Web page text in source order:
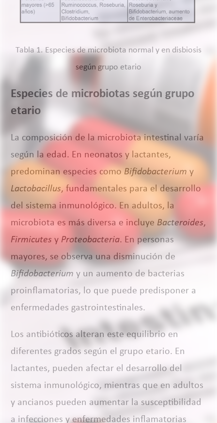
Tabla 1. Especies de microbiota normal y en disbiosis
según grupo etario
Especies de microbiotas según grupo
etario
La composición de la microbiota intestinal varía
según la edad. En neonatos y lactantes,
predominan especies como Bifidobacterium y
Lactobacillus, fundamentales para el desarrollo
del sistema inmunológico. En adultos, la
microbiota es más diversa e incluye Bacteroides,
Firmicutes y Proteobacteria. En personas
mayores, se observa una disminución de
Bifidobacterium y un aumento de bacterias
proinflamatorias, lo que puede predisponer a
enfermedades gastrointestinales.
Los antibióticos alteran este equilibrio en
diferentes grados según el grupo etario. En
lactantes, pueden afectar el desarrollo del
sistema inmunológico, mientras que en adultos
y ancianos pueden aumentar la susceptibilidad
a infecciones y enfermedades inflamatorias